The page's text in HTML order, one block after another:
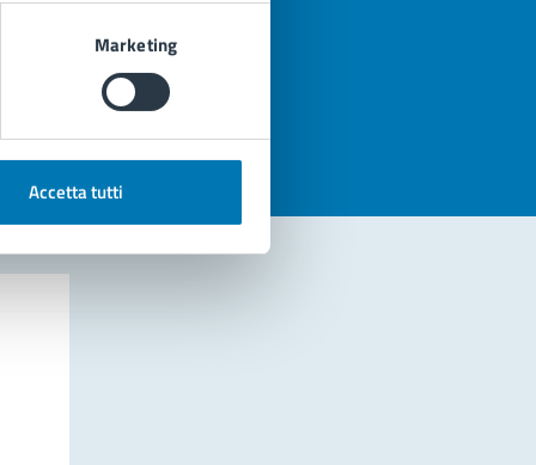
Marketing
Accetta tutti